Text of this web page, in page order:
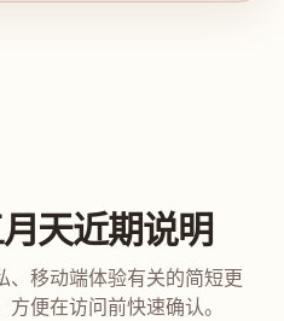
天近期说明
、移动端体验有关的简短更
便在访问前快速确认。